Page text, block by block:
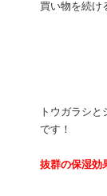
買い物を続け
トウガラシ
です！
抜群の保湿効